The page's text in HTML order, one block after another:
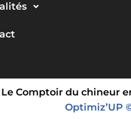
Le Comptoir du chineur
Optimiz’UP